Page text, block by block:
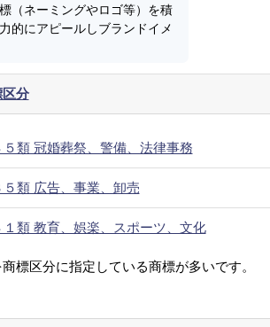
（ネーミングやロゴ等）を積
的にアピールしブランドイメ
分
５類 冠婚葬祭、警備、法律事務
５類 広告、事業、卸売
１類 教育、娯楽、スポーツ、文化
標区分に指定している商標が多いです。